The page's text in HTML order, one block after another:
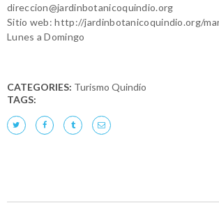
direccion@jardinbotanicoquindio.org
Sitio web: http://jardinbotanicoquindio.org/
Lunes a Domingo
CATEGORIES: Turismo Quindío
TAGS: